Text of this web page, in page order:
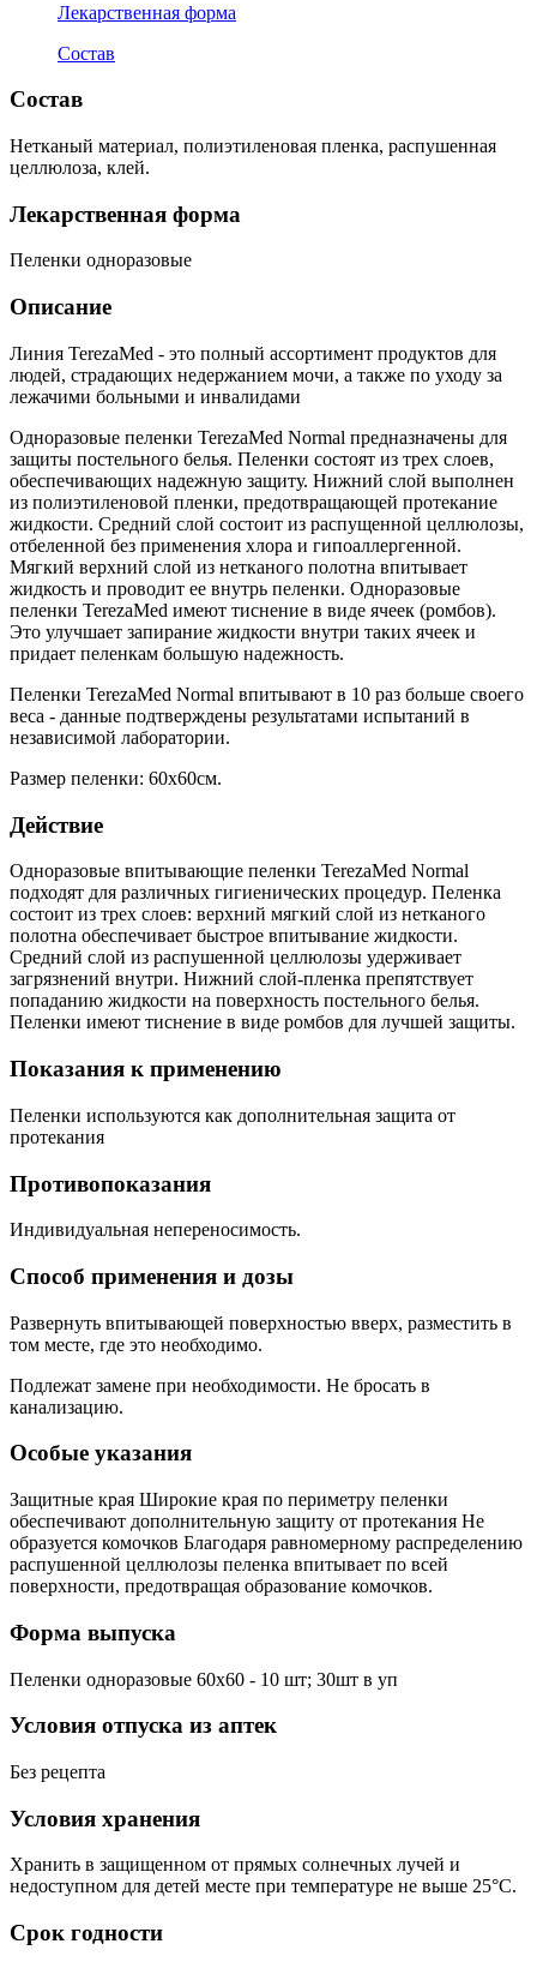
Лекарственная форма
Состав
Состав
Нетканый материал, полиэтиленовая пленка, распушенная
целлюлоза, клей.
Лекарственная форма
Пеленки одноразовые
Описание
Линия TerezaMed - это полный ассортимент продуктов для
людей, страдающих недержанием мочи, а также по уходу за
лежачими больными и инвалидами
Одноразовые пеленки TerezaMed Normal предназначены для
защиты постельного белья. Пеленки состоят из трех слоев,
обеспечивающих надежную защиту. Нижний слой выполнен
из полиэтиленовой пленки, предотвращающей протекание
жидкости. Средний слой состоит из распущенной целлюлозы,
отбеленной без применения хлора и гипоаллергенной.
Мягкий верхний слой из нетканого полотна впитывает
жидкость и проводит ее внутрь пеленки. Одноразовые
пеленки TerezaMed имеют тиснение в виде ячеек (ромбов).
Это улучшает запирание жидкости внутри таких ячеек и
придает пеленкам большую надежность.
Пеленки TerezaMed Normal впитывают в 10 раз больше своего
веса - данные подтверждены результатами испытаний в
независимой лаборатории.
Размер пеленки: 60х60см.
Действие
Одноразовые впитывающие пеленки TerezaMed Normal
подходят для различных гигиенических процедур. Пеленка
состоит из трех слоев: верхний мягкий слой из нетканого
полотна обеспечивает быстрое впитывание жидкости.
Средний слой из распушенной целлюлозы удерживает
загрязнений внутри. Нижний слой-пленка препятствует
попаданию жидкости на поверхность постельного белья.
Пеленки имеют тиснение в виде ромбов для лучшей защиты.
Показания к применению
Пеленки используются как дополнительная защита от
протекания
Противопоказания
Индивидуальная непереносимость.
Способ применения и дозы
Развернуть впитывающей поверхностью вверх, разместить в
том месте, где это необходимо.
Подлежат замене при необходимости. Не бросать в
канализацию.
Особые указания
Защитные края Широкие края по периметру пеленки
обеспечивают дополнительную защиту от протекания Не
образуется комочков Благодаря равномерному распределению
распушенной целлюлозы пеленка впитывает по всей
поверхности, предотвращая образование комочков.
Форма выпуска
Пеленки одноразовые 60x60 - 10 шт; 30шт в уп
Условия отпуска из аптек
Без рецепта
Условия хранения
Хранить в защищенном от прямых солнечных лучей и
недоступном для детей месте при температуре не выше 25°С.
Срок годности